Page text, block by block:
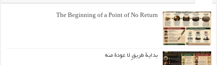
The Beginning of a Point of No Return
بداية طريقٍ لا عودة منه